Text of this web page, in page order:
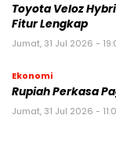
Toyota Veloz
Fitur Lengkap
Jumat, 31 Jul 2026 -
Ekonomi
Rupiah Perkasa
Jumat, 31 Jul 2026 -